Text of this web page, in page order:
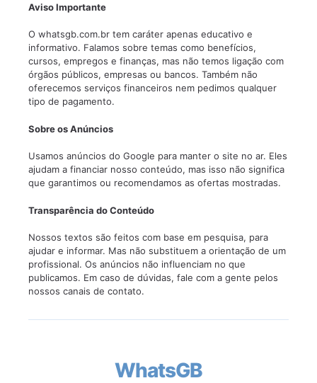
Aviso Importante
O whatsgb.com.br tem caráter apenas educativo e
informativo. Falamos sobre temas como benefícios,
cursos, empregos e finanças, mas não temos ligação com
órgãos públicos, empresas ou bancos. Também não
oferecemos serviços financeiros nem pedimos qualquer
tipo de pagamento.
Sobre os Anúncios
Usamos anúncios do Google para manter o site no ar. Eles
ajudam a financiar nosso conteúdo, mas isso não significa
que garantimos ou recomendamos as ofertas mostradas.
Transparência do Conteúdo
Nossos textos são feitos com base em pesquisa, para
ajudar e informar. Mas não substituem a orientação de um
profissional. Os anúncios não influenciam no que
publicamos. Em caso de dúvidas, fale com a gente pelos
nossos canais de contato.
WhatsGB